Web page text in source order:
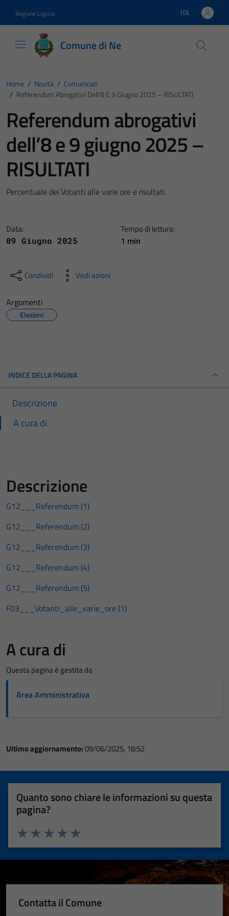
Regione Liguria Lingua attiva:
ITA
Comune di Ne
Home / Novità / Comunicati
/ Referendum Abrogativi Dell’8 E 9 Giugno 2025 – RISULTATI
Referendum abrogativi
dell’8 e 9 giugno 2025 –
RISULTATI
Percentuale dei Votanti alle varie ore e risultati
Data:
09 Giugno 2025
Tempo di lettura:
1 min
Condividi Vedi azioni
Argomenti
Elezioni
INDICE DELLA PAGINA
Descrizione
A cura di
Descrizione
G12___Referendum (1)
G12___Referendum (2)
G12___Referendum (3)
G12___Referendum (4)
G12___Referendum (5)
F03___Votanti_alle_varie_ore (1)
A cura di
Questa pagina è gestita da
Area Amministrativa
Ultimo aggiornamento:09/06/2025, 18:52
Quanto sono chiare le informazioni su questa
pagina?
Valuta 5 stelle su 5
Valuta 4 stelle su 5
Valuta 3 stelle su 5
Valuta 2 stelle su 5
Valuta 1 stelle su 5
Contatta il Comune